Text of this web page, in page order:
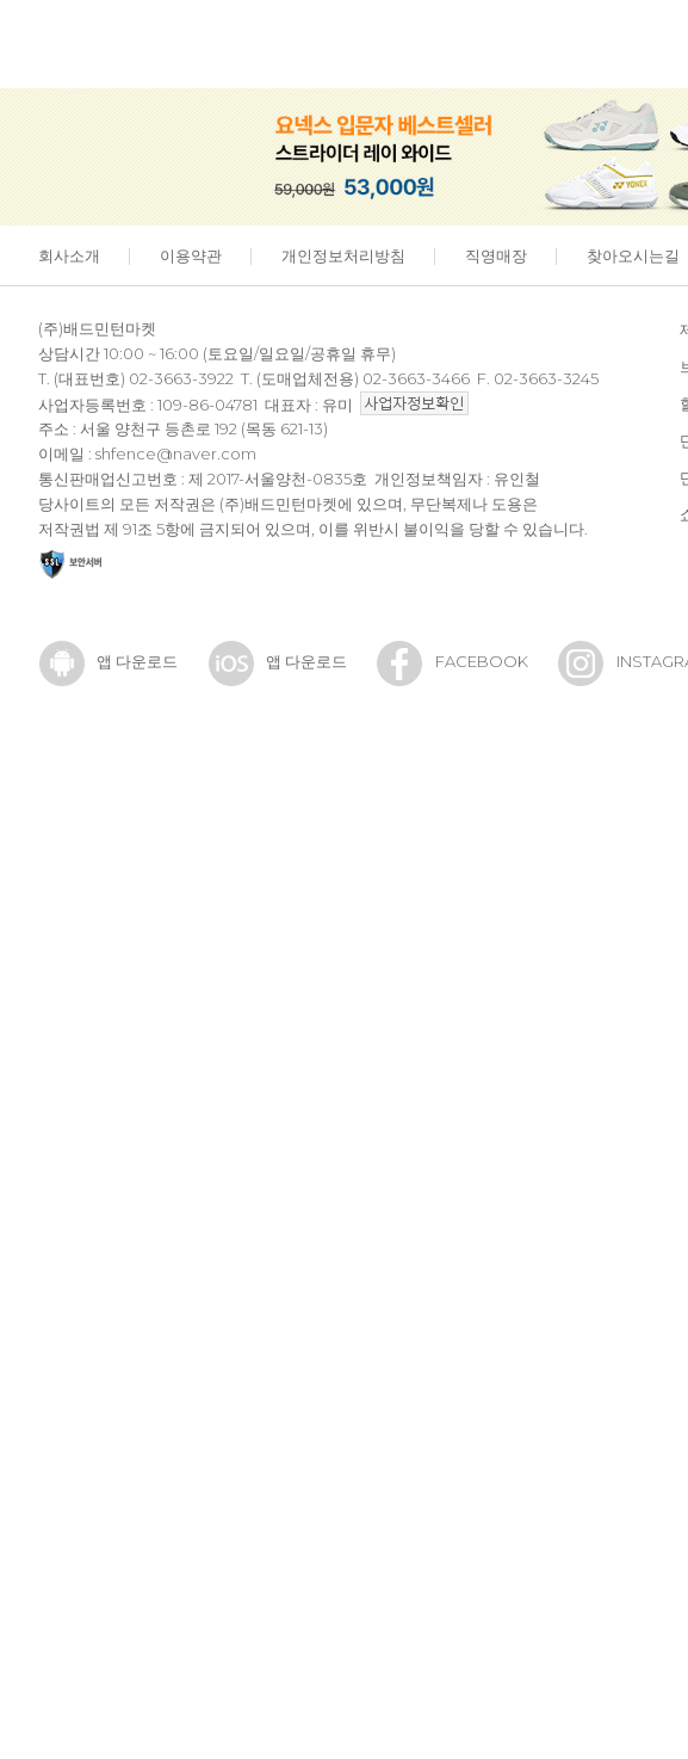
회사소개 이용약관 개인정보처리방침 직영매장 찾아오시는길
(주)배드민턴마켓
상담시간 10:00 ~ 16:00 (토요일/일요일/공휴일 휴무)
T. (대표번호) 02-3663-3922 T. (도매업체전용) 02-3663-3466 F. 02-3663-3245
사업자등록번호 : 109-86-04781 대표자 : 유미
주소 : 서울 양천구 등촌로 192 (목동 621-13)
이메일 : shfence@naver.com
통신판매업신고번호 : 제 2017-서울양천-0835호 개인정보책임자 : 유인철
당사이트의 모든 저작권은 (주)배드민턴마켓에 있으며, 무단복제나 도용은
저작권법 제 91조 5항에 금지되어 있으며, 이를 위반시 불이익을 당할 수 있습니다.
앱 다운로드 앱 다운로드 FACEBOOK